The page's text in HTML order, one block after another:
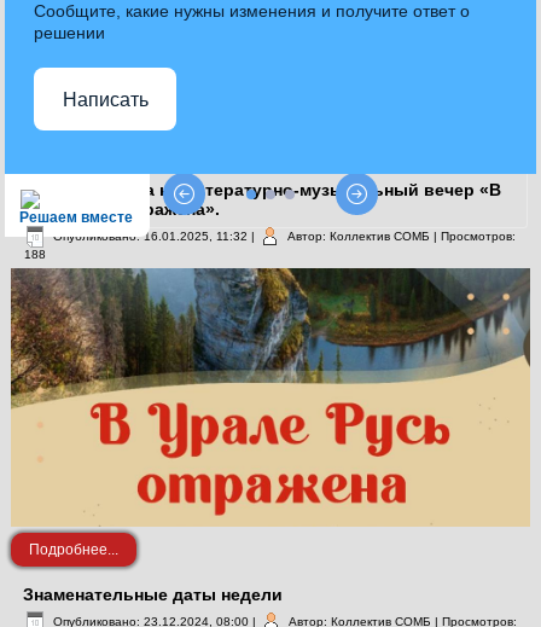
Решаем вместе
Сообщите, какие нужны изменения и получите ответ о
решении
Написать
Приглашаем на на литературно-музыкальный вечер «В
Урале Русь отражена».
Опубликовано: 16.01.2025, 11:32 | Автор: Коллектив СОМБ | Просмотров:
188
Подробнее...
Знаменательные даты недели
Опубликовано: 23.12.2024, 08:00 | Автор: Коллектив СОМБ | Просмотров: